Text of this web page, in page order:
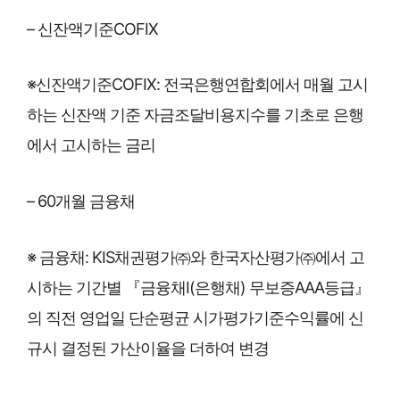
– 신잔액기준COFIX
※신잔액기준COFIX: 전국은행연합회에서 매월 고시
하는 신잔액 기준 자금조달비용지수를 기초로 은행
에서 고시하는 금리
– 60개월 금융채
※ 금융채: KIS채권평가㈜와 한국자산평가㈜에서 고
시하는 기간별 『금융채Ⅰ(은행채) 무보증AAA등급』
의 직전 영업일 단순평균 시가평가기준수익률에 신
규시 결정된 가산이율을 더하여 변경